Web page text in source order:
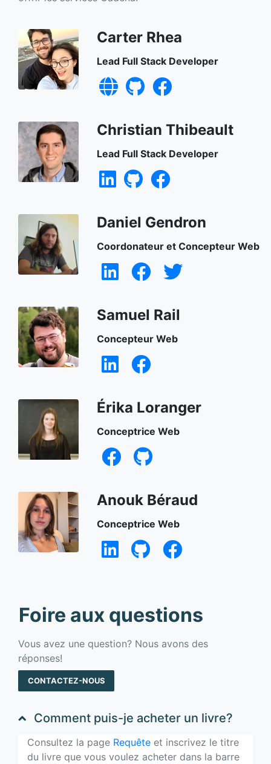
Carter Rhea
Lead Full Stack Developer
Christian Thibeault
Lead Full Stack Developer
Daniel Gendron
Coordonateur et Concepteur Web
Samuel Rail
Concepteur Web
Érika Loranger
Conceptrice Web
Anouk Béraud
Conceptrice Web
Foire aux questions
Vous avez une question? Nous avons des
réponses!
CONTACTEZ-NOUS
Comment puis-je acheter un livre?
Consultez la page Requête et inscrivez le titre
du livre que vous voulez acheter dans la barre